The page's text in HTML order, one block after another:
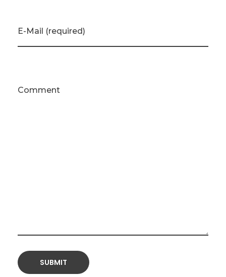
E-Mail (required)
Comment